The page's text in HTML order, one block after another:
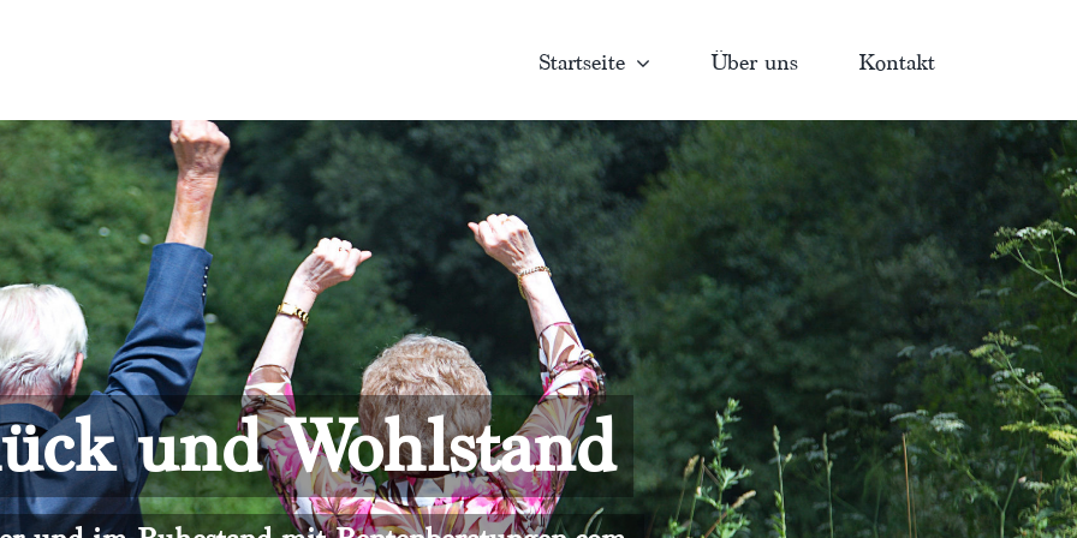
Startseite Über uns Kontakt
und Wohlstand